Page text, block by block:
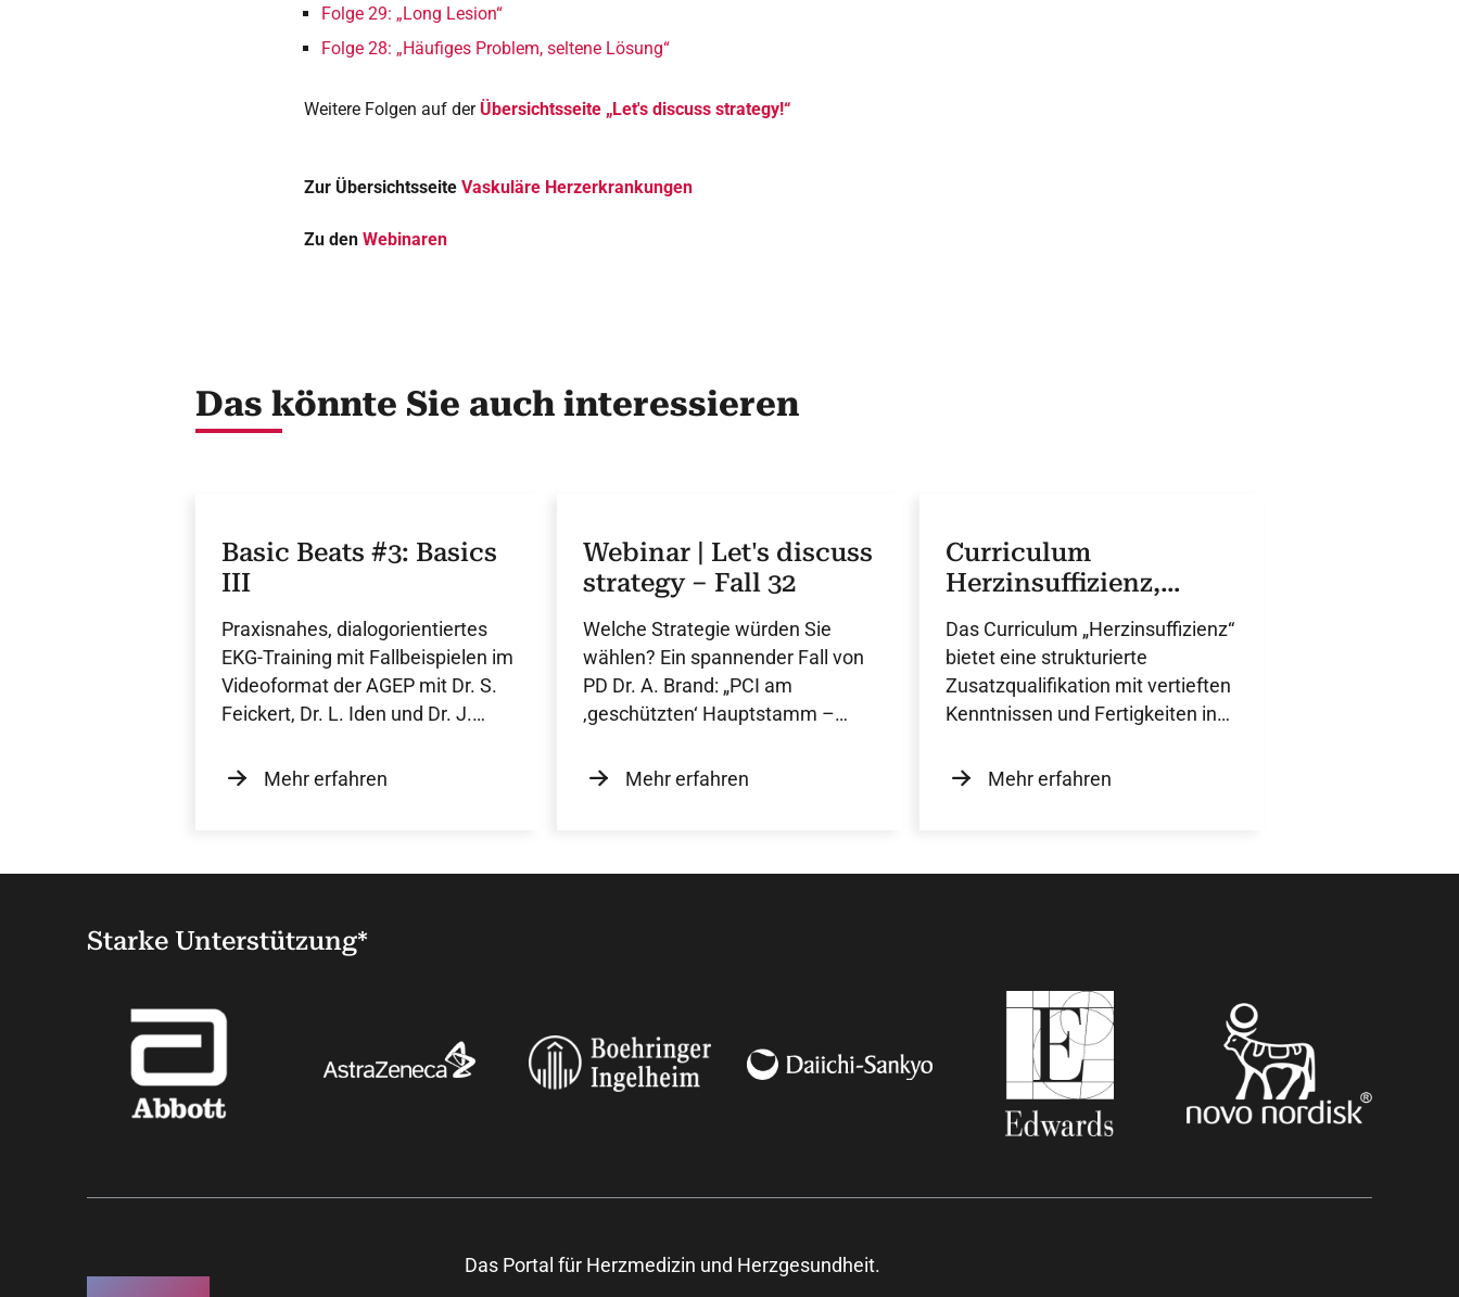
Folge 29: „Long Lesion“
Folge 28: „Häufiges Problem, seltene Lösung“
Weitere Folgen auf der Übersichtsseite „Let's discuss strategy!“
Zur Übersichtsseite Vaskuläre Herzerkrankungen
Zu den Webinaren
Das könnte Sie auch interessieren
Basic Beats #3: Basics
III
Praxisnahes, dialogorientiertes
EKG-Training mit Fallbeispielen im
Videoformat der AGEP mit Dr. S.
Feickert, Dr. L. Iden und Dr. J.
Mehr erfahren
Webinar | Let's discuss
strategy – Fall 32
Welche Strategie würden Sie
wählen? Ein spannender Fall von
PD Dr. A. Brand: „PCI am
‚geschützten‘ Hauptstamm –
Mehr erfahren
Curriculum
Herzinsuffizienz,
Update 2026
Das Curriculum „Herzinsuffizienz“
bietet eine strukturierte
Zusatzqualifikation mit vertieften
Kenntnissen und Fertigkeiten in
Mehr erfahren
Starke Unterstützung*
Das Portal für Herzmedizin und Herzgesundheit.